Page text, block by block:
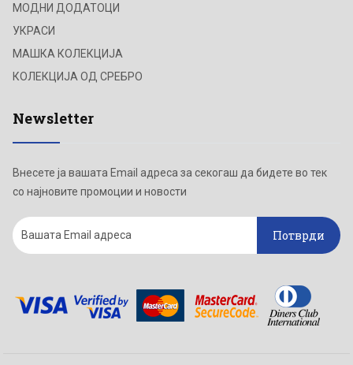
МОДНИ ДОДАТОЦИ
УКРАСИ
МАШКА КОЛЕКЦИЈА
КОЛЕКЦИЈА ОД СРЕБРО
Newsletter
Внесете ја вашата Email адреса за секогаш да бидете во тек
со најновите промоции и новости
Потврди